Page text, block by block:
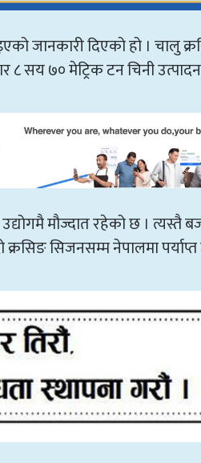
जानकारी दिएको हो । चालु
८ सय ७० मेट्रिक टन चिनी
मौज्दात रहेको छ । त्यस्तै
सिजनसम्म नेपालमा पर्याप्त